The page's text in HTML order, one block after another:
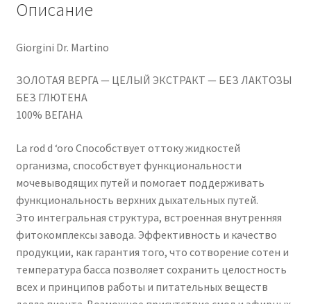
Описание
Giorgini Dr. Martino
ЗОЛОТАЯ ВЕРГА — ЦЕЛЫЙ ЭКСТРАКТ — БЕЗ ЛАКТОЗЫ
БЕЗ ГЛЮТЕНА
100% ВЕГАНА
La rod d ‘oro Способствует оттоку жидкостей
организма, способствует функциональности
мочевыводящих путей и помогает поддерживать
функциональность верхних дыхательных путей.
Это интегральная структура, встроенная внутренняя
фитокомплексы завода. Эффективность и качество
продукции, как гарантия того, что сотворение сотен и
температура басса позволяет сохранить целостность
всех и принципов работы и питательных веществ